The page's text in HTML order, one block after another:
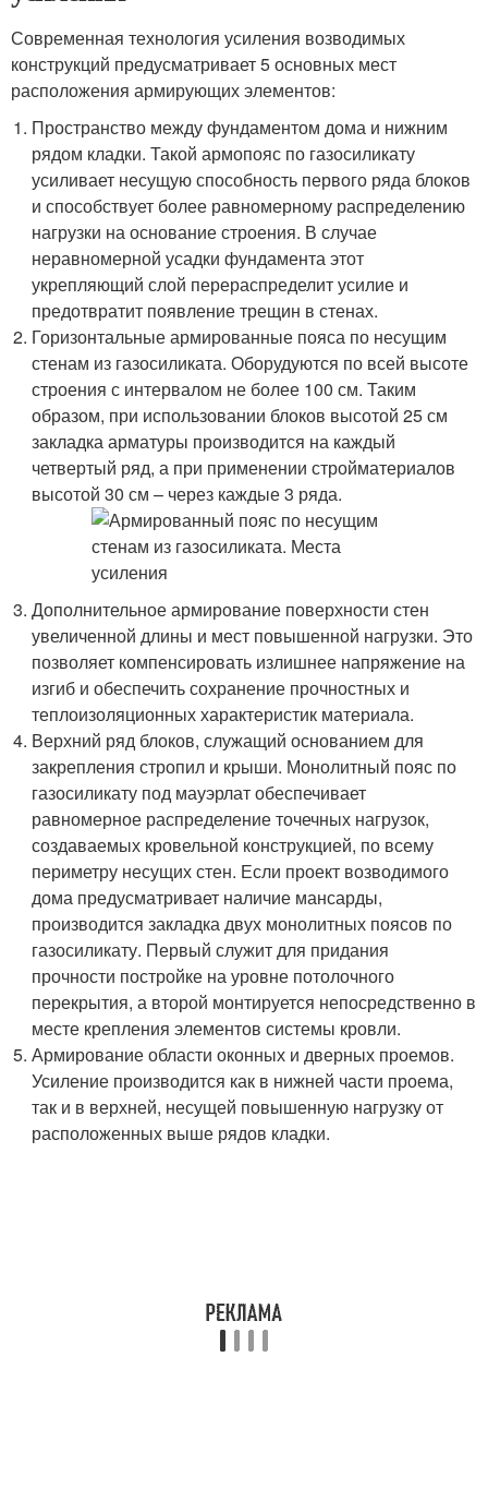
Современная технология усиления возводимых
конструкций предусматривает 5 основных мест
расположения армирующих элементов:
Пространство между фундаментом дома и нижним
рядом кладки. Такой армопояс по газосиликату
усиливает несущую способность первого ряда блоков
и способствует более равномерному распределению
нагрузки на основание строения. В случае
неравномерной усадки фундамента этот
укрепляющий слой перераспределит усилие и
предотвратит появление трещин в стенах.
Горизонтальные армированные пояса по несущим
стенам из газосиликата. Оборудуются по всей высоте
строения с интервалом не более 100 см. Таким
образом, при использовании блоков высотой 25 см
закладка арматуры производится на каждый
четвертый ряд, а при применении стройматериалов
высотой 30 см – через каждые 3 ряда.
Дополнительное армирование поверхности стен
увеличенной длины и мест повышенной нагрузки. Это
позволяет компенсировать излишнее напряжение на
изгиб и обеспечить сохранение прочностных и
теплоизоляционных характеристик материала.
Верхний ряд блоков, служащий основанием для
закрепления стропил и крыши. Монолитный пояс по
газосиликату под мауэрлат обеспечивает
равномерное распределение точечных нагрузок,
создаваемых кровельной конструкцией, по всему
периметру несущих стен. Если проект возводимого
дома предусматривает наличие мансарды,
производится закладка двух монолитных поясов по
газосиликату. Первый служит для придания
прочности постройке на уровне потолочного
перекрытия, а второй монтируется непосредственно в
месте крепления элементов системы кровли.
Армирование области оконных и дверных проемов.
Усиление производится как в нижней части проема,
так и в верхней, несущей повышенную нагрузку от
расположенных выше рядов кладки.